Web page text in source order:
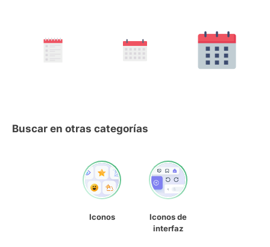
Buscar en otras categorías
Iconos
Iconos de
interfaz